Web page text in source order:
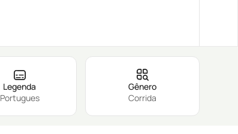
Legenda
Portugues
Gênero
Corrida